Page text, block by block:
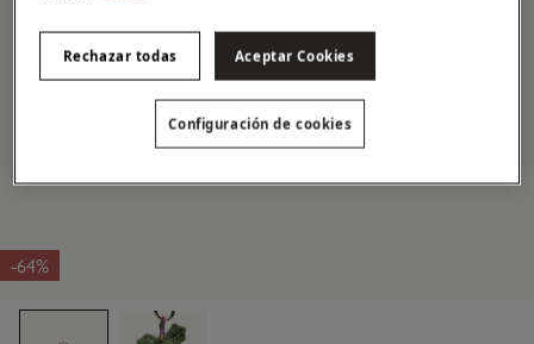
-64%
Rechazar todas Aceptar Cookies
Configuración de cookies